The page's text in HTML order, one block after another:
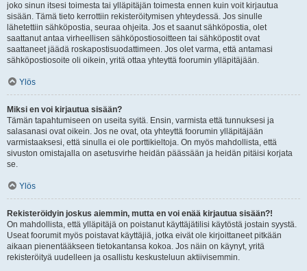
joko sinun itsesi toimesta tai ylläpitäjän toimesta ennen kuin voit kirjautua
sisään. Tämä tieto kerrottiin rekisteröitymisen yhteydessä. Jos sinulle
lähetettiin sähköpostia, seuraa ohjeita. Jos et saanut sähköpostia, olet
saattanut antaa virheellisen sähköpostiosoitteen tai sähköpostit ovat
saattaneet jäädä roskapostisuodattimeen. Jos olet varma, että antamasi
sähköpostiosoite oli oikein, yritä ottaa yhteyttä foorumin ylläpitäjään.
Ylös
Miksi en voi kirjautua sisään?
Tämän tapahtumiseen on useita syitä. Ensin, varmista että tunnuksesi ja
salasanasi ovat oikein. Jos ne ovat, ota yhteyttä foorumin ylläpitäjään
varmistaaksesi, että sinulla ei ole porttikieltoja. On myös mahdollista, että
sivuston omistajalla on asetusvirhe heidän päässään ja heidän pitäisi korjata
se.
Ylös
Rekisteröidyin joskus aiemmin, mutta en voi enää kirjautua sisään?!
On mahdollista, että ylläpitäjä on poistanut käyttäjätilisi käytöstä jostain syystä.
Useat foorumit myös poistavat käyttäjiä, jotka eivät ole kirjoittaneet pitkään
aikaan pienentääkseen tietokantansa kokoa. Jos näin on käynyt, yritä
rekisteröityä uudelleen ja osallistu keskusteluun aktiivisemmin.